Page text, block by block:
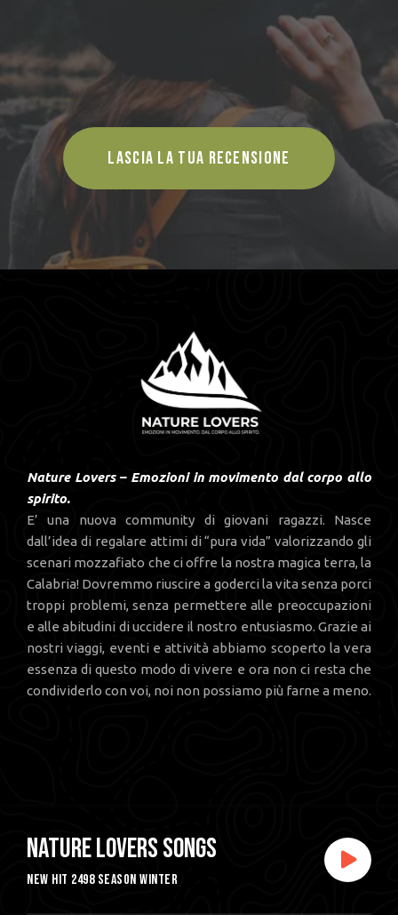
LASCIA LA TUA RECENSIONE
Nature Lovers – Emozioni in movimento dal corpo allo
spirito.
E’ una nuova community di giovani ragazzi. Nasce
dall’idea di regalare attimi di “pura vida” valorizzando gli
scenari mozzafiato che ci offre la nostra magica terra, la
Calabria! Dovremmo riuscire a goderci la vita senza porci
troppi problemi, senza permettere alle preoccupazioni
e alle abitudini di uccidere il nostro entusiasmo. Grazie ai
nostri viaggi, eventi e attività abbiamo scoperto la vera
essenza di questo modo di vivere e ora non ci resta che
condividerlo con voi, noi non possiamo più farne a meno.
Nature lovers songs
new hit 2498 season winter